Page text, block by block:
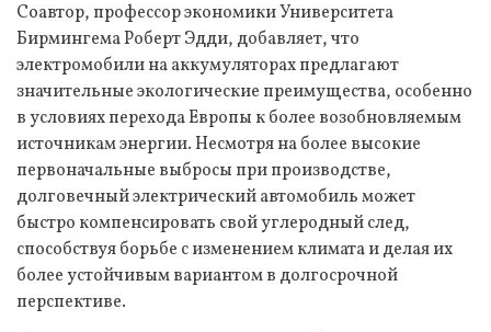
Соавтор, профессор экономики Университета
Бирмингема Роберт Эдди, добавляет, что
электромобили на аккумуляторах предлагают
значительные экологические преимущества, особенно
в условиях перехода Европы к более возобновляемым
источникам энергии. Несмотря на более высокие
первоначальные выбросы при производстве,
долговечный электрический автомобиль может
быстро компенсировать свой углеродный след,
способствуя борьбе с изменением климата и делая их
более устойчивым вариантом в долгосрочной
перспективе.